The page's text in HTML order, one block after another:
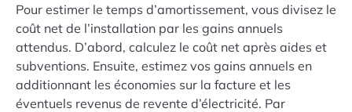
Pour estimer le temps d’amortissement, vous divisez le
coût net de l’installation par les gains annuels
attendus. D’abord, calculez le coût net après aides et
subventions. Ensuite, estimez vos gains annuels en
additionnant les économies sur la facture et les
éventuels revenus de revente d’électricité. Par